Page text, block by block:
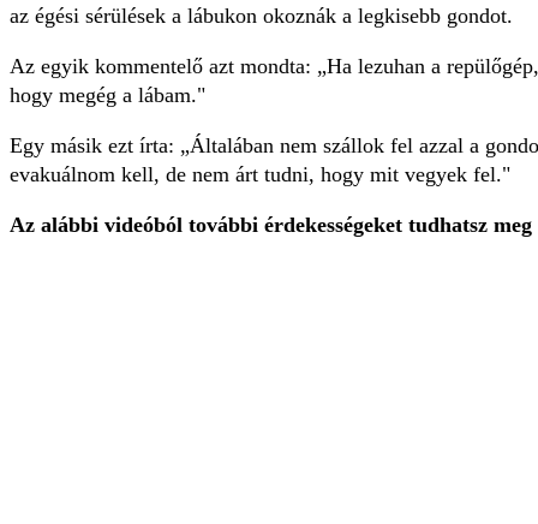
az égési sérülések a lábukon okoznák a legkisebb gondot.
Az egyik kommentelő azt mondta: „Ha lezuhan a
hogy megég a lábam."
Egy másik ezt írta: „Általában nem szállok fel azzal a
evakuálnom kell, de nem árt tudni, hogy mit vegyek fel."
Az alábbi videóból további érdekességeket tudhatsz